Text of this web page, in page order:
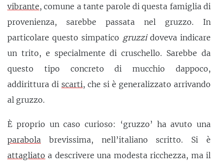
vibrante, comune a tante parole di questa famiglia di
provenienza, sarebbe passata nel gruzzo. In
particolare questo simpatico gruzzidoveva indicare
un trito, e specialmente di cruschello. Sarebbe da
questo tipo concreto di mucchio dappoco,
addirittura di scarti, che si è generalizzato arrivando
al gruzzo.
È proprio un caso curioso: ‘gruzzo’ ha avuto una
parabola brevissima, nell’italiano scritto. Si è
attagliato a descrivere una modesta ricchezza, ma il